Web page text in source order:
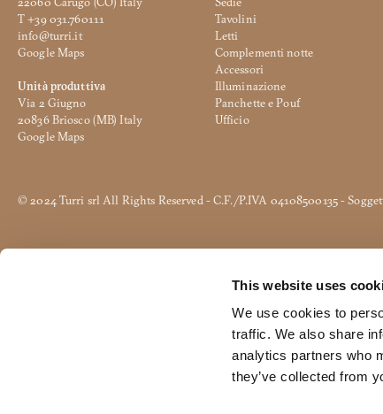
This website uses
We use cookies to
traffic. We also share
analytics partners who
they’ve collected from
T +39 031.760111
info@turri.it
Google Maps
Unità produttiva
Via 2 Giugno
20836 Briosco (MB) Italy
Google Maps
Tavolini
Letti
Complementi notte
Accessori
Illuminazione
Panchette e Pouf
Ufficio
© 2024 Turri srl All Rights Reserved - C.F./P.IVA 04108500135 -
(richiesto)
Tipologia
utente*
Email
Messaggio
Consenso
Dichiaro di aver preso
Consenso
Autorizzo il trattamento
I dati contrassegnati da * sono obbligatori
Questo contenuto è protetto